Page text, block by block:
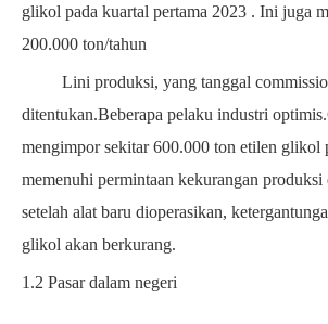
glikol pada kuartal pertama 2023 . Ini juga
200.000 ton/tahun
Lini produksi, yang tanggal
ditentukan.Beberapa pelaku industri
mengimpor sekitar600.000 ton etilen glikol
memenuhi permintaan kekurangan produksi
setelah alat baru dioperasikan,
glikol akan berkurang.
1.2 Pasar dalam negeri